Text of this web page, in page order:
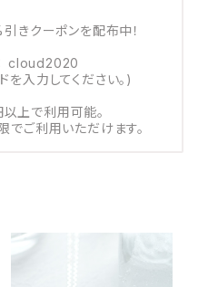
きクーポンを配布中！
cloud2020
を入力してください。)
上で利用可能。
でご利用いただけます。